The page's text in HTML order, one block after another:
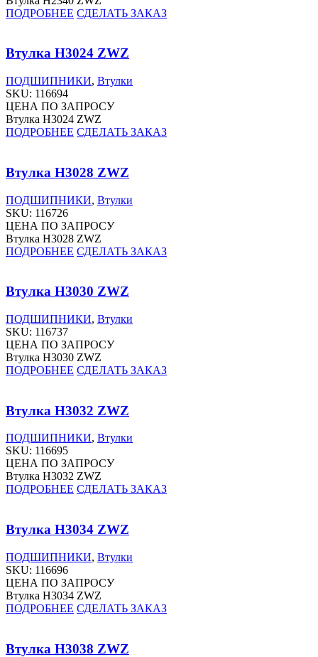
ПОДРОБНЕЕ СДЕЛАТЬ ЗАКАЗ
Втулка H3024 ZWZ
ПОДШИПНИКИ, Втулки
SKU: 116694
ЦЕНА ПО ЗАПРОСУ
Втулка H3024 ZWZ
ПОДРОБНЕЕ СДЕЛАТЬ ЗАКАЗ
Втулка H3028 ZWZ
ПОДШИПНИКИ, Втулки
SKU: 116726
ЦЕНА ПО ЗАПРОСУ
Втулка H3028 ZWZ
ПОДРОБНЕЕ СДЕЛАТЬ ЗАКАЗ
Втулка H3030 ZWZ
ПОДШИПНИКИ, Втулки
SKU: 116737
ЦЕНА ПО ЗАПРОСУ
Втулка H3030 ZWZ
ПОДРОБНЕЕ СДЕЛАТЬ ЗАКАЗ
Втулка H3032 ZWZ
ПОДШИПНИКИ, Втулки
SKU: 116695
ЦЕНА ПО ЗАПРОСУ
Втулка H3032 ZWZ
ПОДРОБНЕЕ СДЕЛАТЬ ЗАКАЗ
Втулка H3034 ZWZ
ПОДШИПНИКИ, Втулки
SKU: 116696
ЦЕНА ПО ЗАПРОСУ
Втулка H3034 ZWZ
ПОДРОБНЕЕ СДЕЛАТЬ ЗАКАЗ
Втулка H3038 ZWZ